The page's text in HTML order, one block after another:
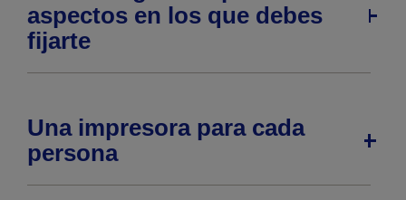
aspectos en los que debes
fijarte
Una impresora para cada
persona